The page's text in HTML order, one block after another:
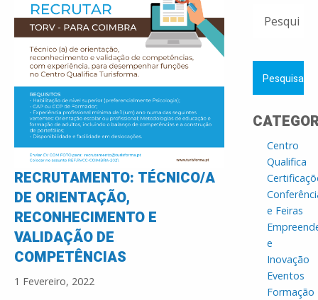
RECRUTAMENTO: TÉCNICO/A
DE ORIENTAÇÃO,
RECONHECIMENTO E
VALIDAÇÃO DE
COMPETÊNCIAS
1 Fevereiro, 2022
POR:
Centro
Qualifica
e Feiras
e
Inovação
Eventos
Formação